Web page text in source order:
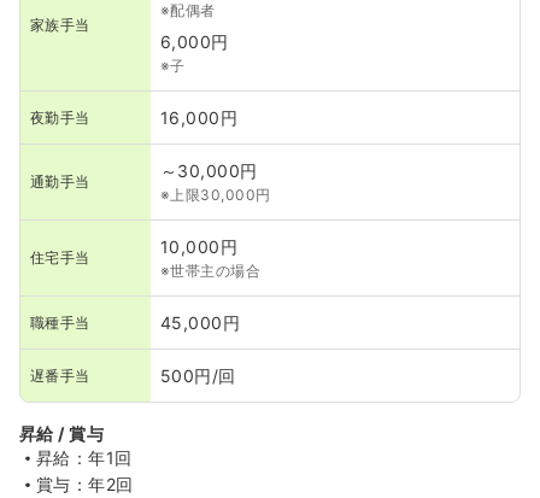
家族手当
※配偶者
6,000円
※子
夜勤手当 16,000円
通勤手当
～30,000円
※上限30,000円
住宅手当
10,000円
※世帯主の場合
職種手当 45,000円
遅番手当 500円/回
昇給 / 賞与
昇給：年1回
賞与：年2回